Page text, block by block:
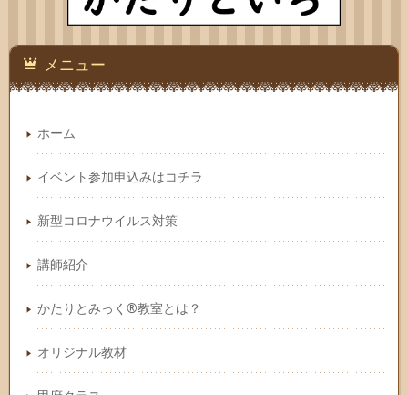
メニュー
ホーム
イベント参加申込みはコチラ
新型コロナウイルス対策
講師紹介
かたりとみっく®教室とは？
オリジナル教材